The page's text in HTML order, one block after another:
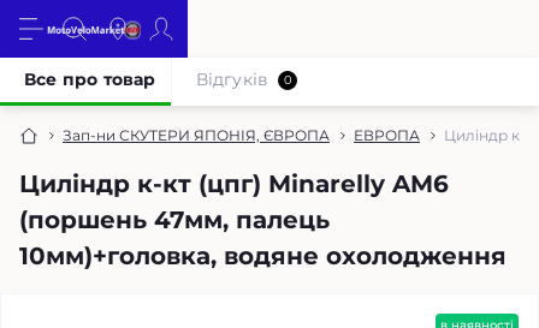
Зап-ни СКУТЕРИ ЯПОНІЯ, ЄВРОПА ЕВРОПА Циліндр к-
Циліндр к-кт (цпг) Minarelly AM6
(поршень 47мм, палець
10мм)+головка, водяне охолодження
Все про товар Відгуків 0